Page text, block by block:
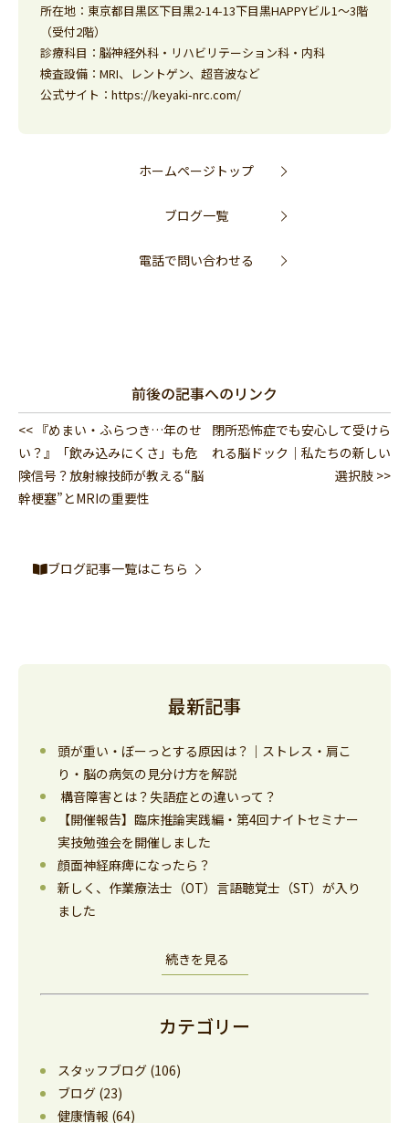
所在地：東京都目黒区下目黒2-14-13下目黒HAPPYビル1～3階
（受付2階）
診療科目：脳神経外科・リハビリテーション科・内科
検査設備：MRI、レントゲン、超音波など
公式サイト： https://keyaki-nrc.com/
ホームページトップ
ブログ一覧
電話で問い合わせる
前後の記事へのリンク
<< 『めまい・ふらつき…年のせ
い？』「飲み込みにくさ」も危
険信号？放射線技師が教える“脳
幹梗塞”とMRIの重要性
閉所恐怖症でも安心して受けら
れる脳ドック｜私たちの新しい
選択肢 >>
ブログ記事一覧はこちら
最新記事
頭が重い・ぼーっとする原因は？｜ストレス・肩こ
り・脳の病気の見分け方を解説
構音障害とは？失語症との違いって？
【開催報告】臨床推論実践編・第4回ナイトセミナー
実技勉強会を開催しました
顔面神経麻痺になったら？
新しく、作業療法士（OT）言語聴覚士（ST）が入り
ました
続きを見る
カテゴリー
スタッフブログ(106)
ブログ(23)
健康情報 (64)